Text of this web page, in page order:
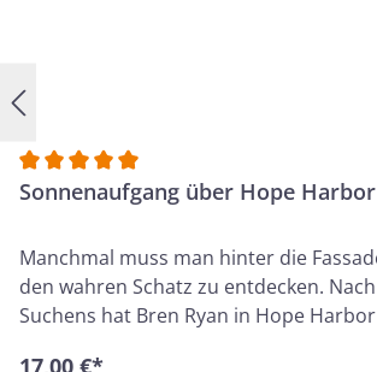
Durchschnittliche Bewertung von 5 von
Sonnenaufgang über Hope Harbor
Manchmal muss man hinter die
den wahren Schatz zu entdecken.
Suchens hat Bren Ryan in Hope